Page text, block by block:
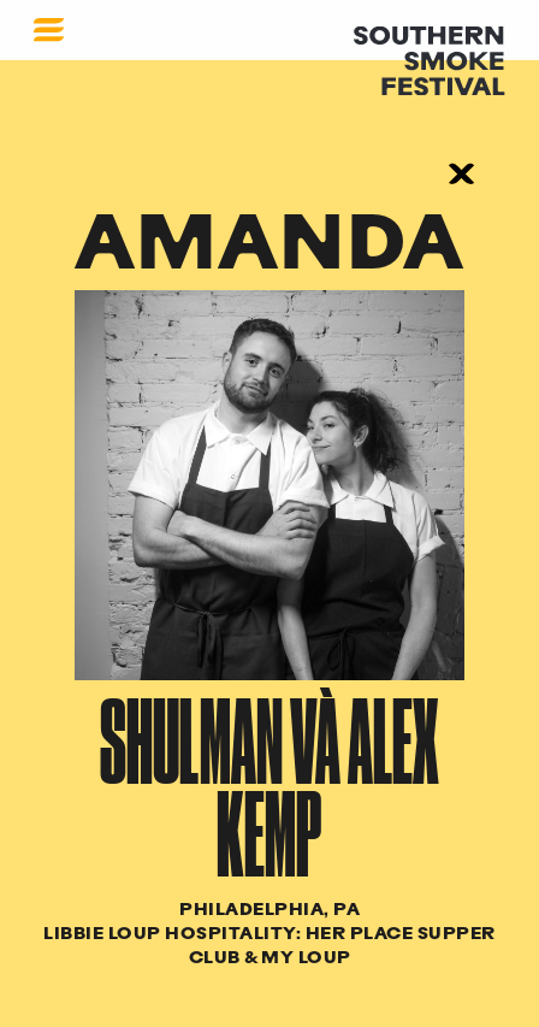
AMANDA
SHULMAN VÀ ALEX
KEMP
PHILADELPHIA, PA
LIBBIE LOUP HOSPITALITY: HER PLACE SUPPER
CLUB & MY LOUP